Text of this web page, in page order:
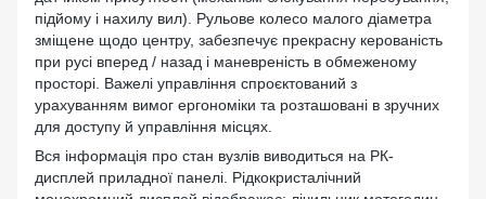
підйому і нахилу вил). Рульове колесо малого діаметра
зміщене щодо центру, забезпечує прекрасну керованість
при русі вперед / назад і маневреність в обмеженому
просторі. Важелі управління спроєктований з
урахуванням вимог ергономіки та розташовані в зручних
для доступу й управління місцях.
Вся інформація про стан вузлів виводиться на РК-
дисплей приладної панелі. Рідкокристалічний